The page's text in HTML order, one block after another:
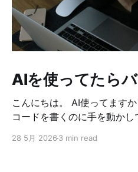
AIを使ってたら
こんにちは。 AI使ってますか？私は結構使っています。
コードを書くのに手を動か
が起こった時の原因調査も
28 5月 2026 3 min read